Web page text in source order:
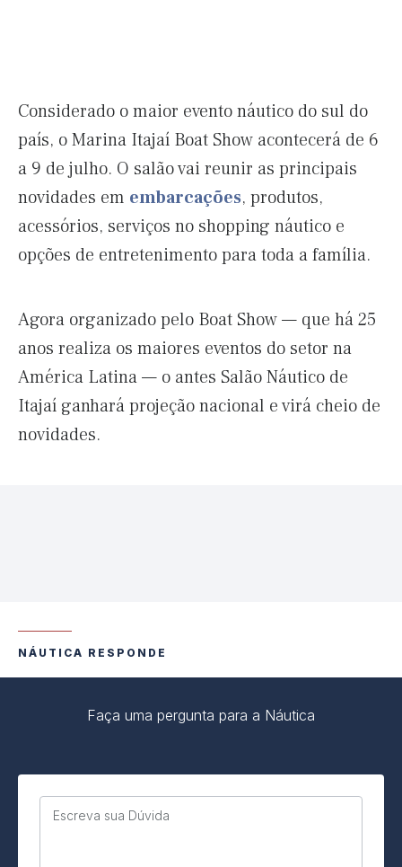
Considerado o maior evento náutico do sul do
país, o Marina Itajaí Boat Show acontecerá de 6
a 9 de julho. O salão vai reunir as principais
novidades em embarcações, produtos,
acessórios, serviços no shopping náutico e
opções de entretenimento para toda a família.
Agora organizado pelo Boat Show — que há 25
anos realiza os maiores eventos do setor na
América Latina — o antes Salão Náutico de
Itajaí ganhará projeção nacional e virá cheio de
novidades.
NÁUTICA RESPONDE
Faça uma pergunta para a Náutica
Escreva sua Dúvida